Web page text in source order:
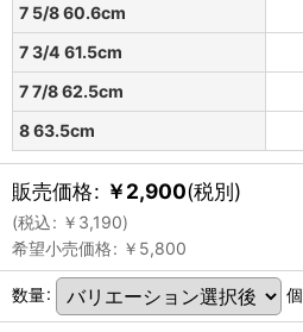
7 5/8 60.6cm
7 3/4 61.5cm
7 7/8 62.5cm
8 63.5cm
販売価格: ￥2,900(税別)
(税込: ￥ 3,190)
希望小売価格: ￥ 5,800
数量: 個